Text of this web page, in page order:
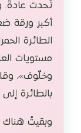
تَحدث عادةً.
أكبر ورقة
الطائرة
مستويات
وخلّوف»،
بالطائرة
وبقيتُ هناك